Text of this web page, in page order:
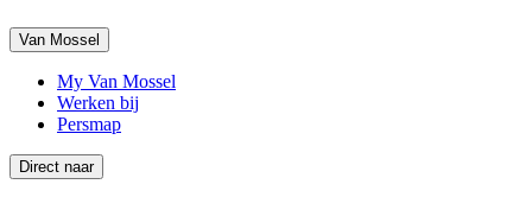
Van Mossel
My Van Mossel
Werken bij
Persmap
Direct naar